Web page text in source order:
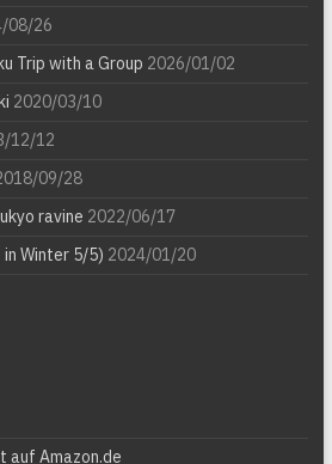
08/26
Trip with a Group 2026/01/02
2020/03/10
12/12
09/28
ravine 2022/06/17
in Winter 5/5) 2024/01/20
auf Amazon.de